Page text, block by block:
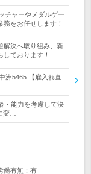
チャーやメダルゲー
をお任せします！
解決へ取り組み、新
ております！
洲5465 【雇入れ直
・能力を考慮して決
変…
働有無：有